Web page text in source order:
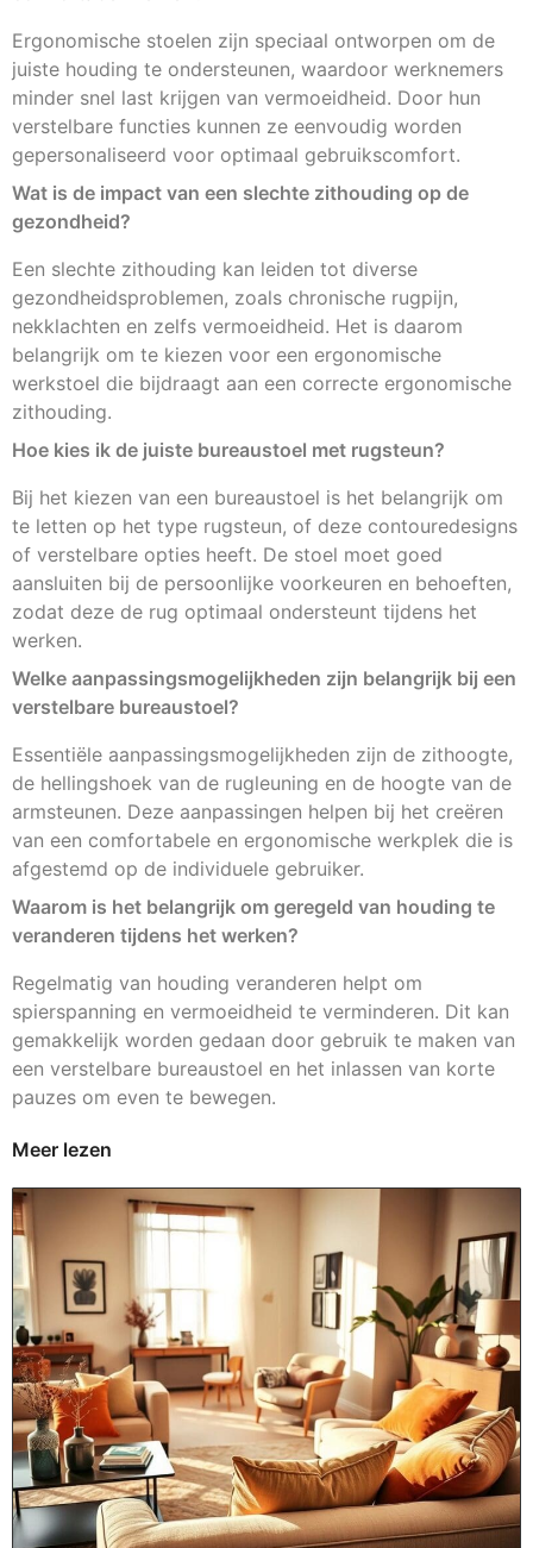
Ergonomische stoelen zijn speciaal ontworpen om de
juiste houding te ondersteunen, waardoor werknemers
minder snel last krijgen van vermoeidheid. Door hun
verstelbare functies kunnen ze eenvoudig worden
gepersonaliseerd voor optimaal gebruikscomfort.
Wat is de impact van een slechte zithouding op de
gezondheid?
Een slechte zithouding kan leiden tot diverse
gezondheidsproblemen, zoals chronische rugpijn,
nekklachten en zelfs vermoeidheid. Het is daarom
belangrijk om te kiezen voor een ergonomische
werkstoel die bijdraagt aan een correcte ergonomische
zithouding.
Hoe kies ik de juiste bureaustoel met rugsteun?
Bij het kiezen van een bureaustoel is het belangrijk om
te letten op het type rugsteun, of deze contouredesigns
of verstelbare opties heeft. De stoel moet goed
aansluiten bij de persoonlijke voorkeuren en behoeften,
zodat deze de rug optimaal ondersteunt tijdens het
werken.
Welke aanpassingsmogelijkheden zijn belangrijk bij een
verstelbare bureaustoel?
Essentiële aanpassingsmogelijkheden zijn de zithoogte,
de hellingshoek van de rugleuning en de hoogte van de
armsteunen. Deze aanpassingen helpen bij het creëren
van een comfortabele en ergonomische werkplek die is
afgestemd op de individuele gebruiker.
Waarom is het belangrijk om geregeld van houding te
veranderen tijdens het werken?
Regelmatig van houding veranderen helpt om
spierspanning en vermoeidheid te verminderen. Dit kan
gemakkelijk worden gedaan door gebruik te maken van
een verstelbare bureaustoel en het inlassen van korte
pauzes om even te bewegen.
Meer lezen